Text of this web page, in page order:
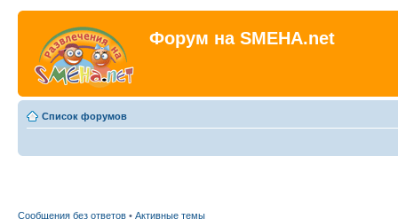
Форум на SMEHA.net
Список форумов
Сообщения без ответов • Активные темы